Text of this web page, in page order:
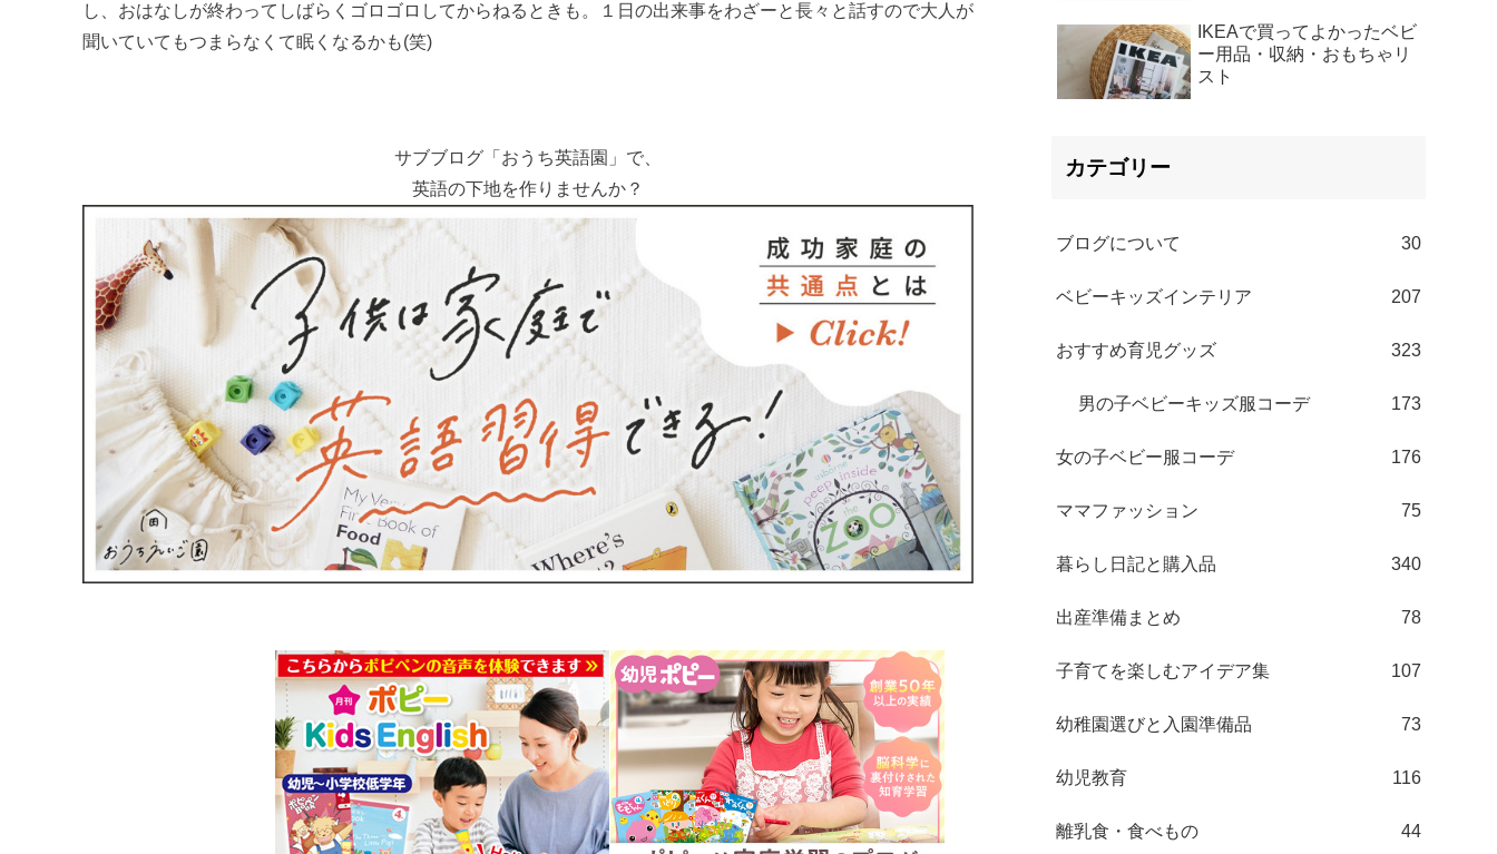
し、おはなしが終わってしばらくゴロゴロしてからねるときも。１日の出来事をわざーと長々と話すので大人が
聞いていてもつまらなくて眠くなるかも(笑)
サブブログ「おうち英語園」で、
英語の下地を作りませんか？
IKEAで買ってよかったベビ
ー用品・収納・おもちゃリ
スト
カテゴリー
ブログについて 30
ベビーキッズインテリア 207
おすすめ育児グッズ 323
男の子ベビーキッズ服コーデ 173
女の子ベビー服コーデ 176
ママファッション 75
暮らし日記と購入品 340
出産準備まとめ 78
子育てを楽しむアイデア集 107
幼稚園選びと入園準備品 73
幼児教育 116
離乳食・食べもの 44